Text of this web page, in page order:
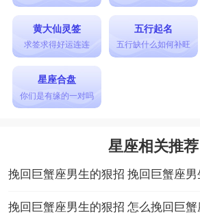
黄大仙灵签
求签求得好运连连
五行起名
五行缺什么如何补旺
星座合盘
你们是有缘的一对吗
星座相关推荐
挽回巨蟹座男生的狠招 挽回巨蟹座
哪些
挽回巨蟹座男生的狠招 怎么挽回巨蟹